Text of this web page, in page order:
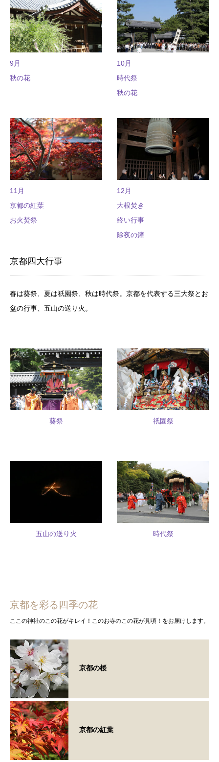
9月
秋の花
10月
時代祭
秋の花
11月
京都の紅葉
お火焚祭
12月
大根焚き
終い行事
除夜の鐘
京都四大行事
春は葵祭、夏は祇園祭、秋は時代祭。京都を代表する三大祭とお
盆の行事、五山の送り火。
葵祭 祇園祭
五山の送り火 時代祭
京都を彩る四季の花
ここの神社のこの花がキレイ！このお寺のこの花が見頃！をお届けします。
京都の桜
京都の紅葉